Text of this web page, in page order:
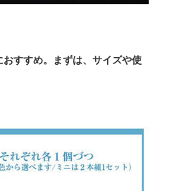
すすめ。まずは、サイズや使